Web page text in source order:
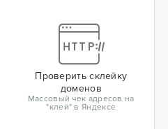
Проверить склейку
доменов
Массовый чек адресов на
"клей" в Яндексе